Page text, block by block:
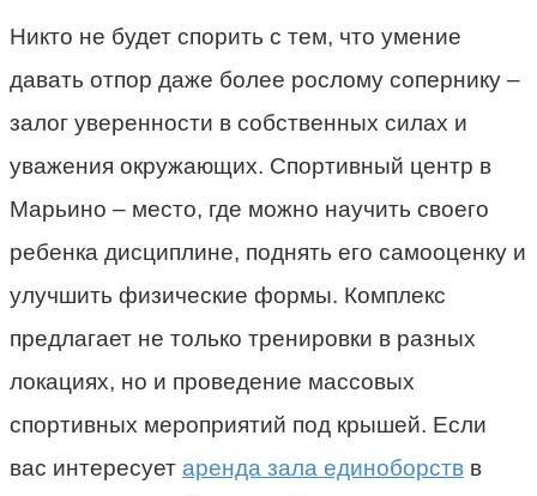
Никто не будет спорить с тем, что умение
давать отпор даже более рослому сопернику –
залог уверенности в собственных силах и
уважения окружающих. Спортивный центр в
Марьино – место, где можно научить своего
ребенка дисциплине, поднять его самооценку и
улучшить физические формы. Комплекс
предлагает не только тренировки в разных
локациях, но и проведение массовых
спортивных мероприятий под крышей. Если
вас интересует аренда зала единоборств в